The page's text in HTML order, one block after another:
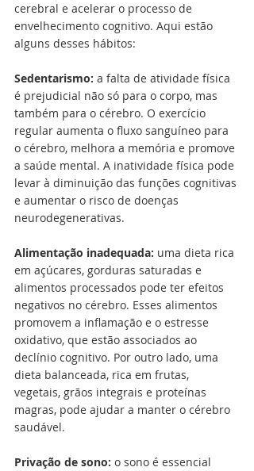
cerebral e acelerar o processo de
envelhecimento cognitivo. Aqui estão
alguns desses hábitos:
Sedentarismo: a falta de atividade física
é prejudicial não só para o corpo, mas
também para o cérebro. O exercício
regular aumenta o fluxo sanguíneo para
o cérebro, melhora a memória e promove
a saúde mental. A inatividade física pode
levar à diminuição das funções cognitivas
e aumentar o risco de doenças
neurodegenerativas.
Alimentação inadequada: uma dieta rica
em açúcares, gorduras saturadas e
alimentos processados pode ter efeitos
negativos no cérebro. Esses alimentos
promovem a inflamação e o estresse
oxidativo, que estão associados ao
declínio cognitivo. Por outro lado, uma
dieta balanceada, rica em frutas,
vegetais, grãos integrais e proteínas
magras, pode ajudar a manter o cérebro
saudável.
Privação de sono: o sono é essencial